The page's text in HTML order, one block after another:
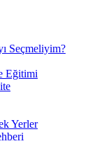
Seçmeliyim?
Eğitimi
Yerler